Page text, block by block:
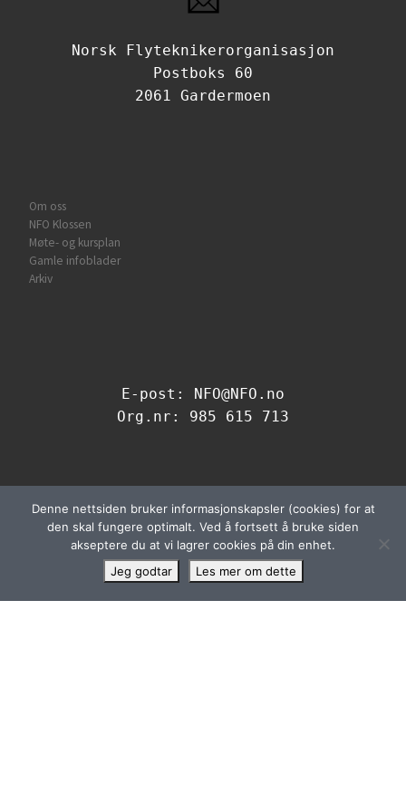
Norsk Flyteknikerorganisasjon
Postboks 60
2061 Gardermoen
Om oss
NFO Klossen
Møte- og kursplan
Gamle infoblader
Arkiv
E-post: NFO@NFO.no
Org.nr: 985 615 713
Kontakt oss
+47 936 40 560
Denne nettsiden bruker informasjonskapsler (cookies) for at
den skal fungere optimalt. Ved å fortsett å bruke siden
akseptere du at vi lagrer cookies på din enhet.
Jeg godtar
Les mer om dette